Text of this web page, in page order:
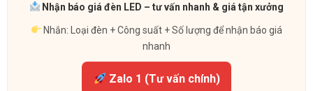
Nhận báo giá đèn LED – tư vấn nhanh & giá tận xưởng
Nhắn: Loại đèn + Công suất + Số lượng để nhận báo giá
nhanh
Zalo 1 (Tư vấn chính)